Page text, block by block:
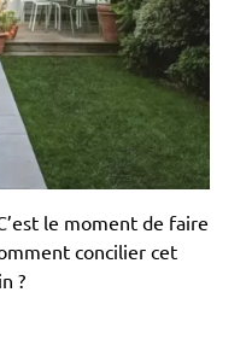
le moment de faire
concilier cet
?